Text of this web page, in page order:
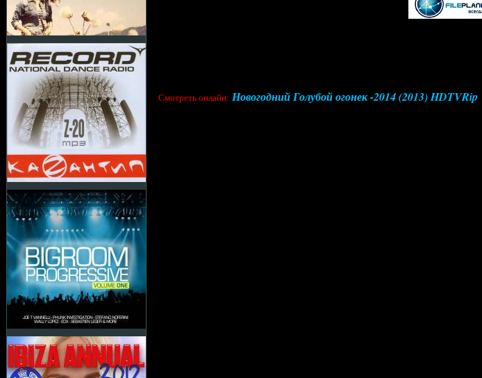
Cмотреть онлайн: Новогодний Голубой огонек -2014 (2013) HDTVRip